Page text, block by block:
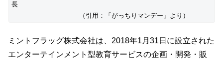
長
（引用：「がっちりマンデー」より）
ミントフラッグ株式会社は、2018年1月31日に設立された
エンターテインメント型教育サービスの企画・開発・販